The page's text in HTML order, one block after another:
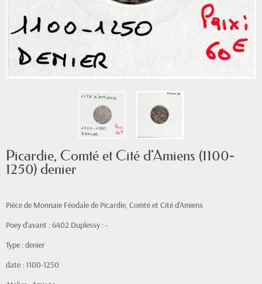
Picardie, Comté et Cité d'Amiens (1100-
1250) denier
Pièce de Monnaie Féodale de Picardie, Comté et Cité d'Amiens
Poey d'avant : 6402 Duplessy : -
Type : denier
date : 1100-1250